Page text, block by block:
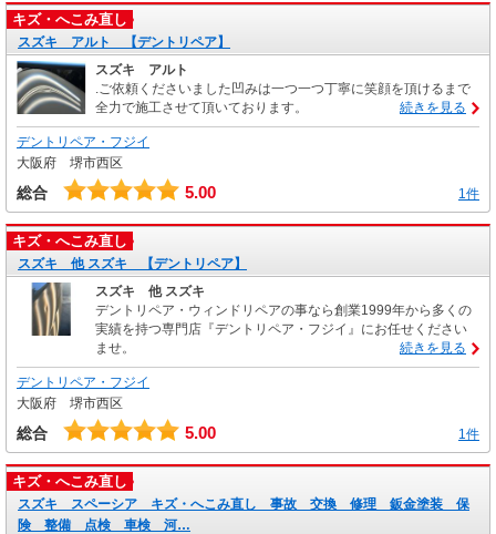
キズ・へこみ直し
スズキ アルト 【デントリペア】
スズキ アルト
.ご依頼くださいました凹みは一つ一つ丁寧に笑顔を頂けるまで
全力で施工させて頂いております。
続きを見る
デントリペア・フジイ
大阪府 堺市西区
総合 5.00 1件
キズ・へこみ直し
スズキ 他 スズキ 【デントリペア】
スズキ 他 スズキ
デントリペア・ウィンドリペアの事なら創業1999年から多くの
実績を持つ専門店『デントリペア・フジイ』にお任せください
ませ。
続きを見る
デントリペア・フジイ
大阪府 堺市西区
総合 5.00 1件
キズ・へこみ直し
スズキ スペーシア キズ・へこみ直し 事故 交換 修理 鈑金塗装 保
険 整備 点検 車検 河…